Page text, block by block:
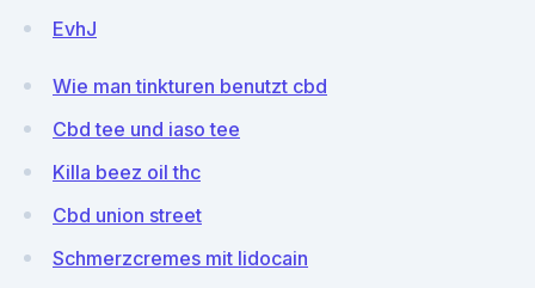
EvhJ
Wie man tinkturen benutzt cbd
Cbd tee und iaso tee
Killa beez oil thc
Cbd union street
Schmerzcremes mit lidocain